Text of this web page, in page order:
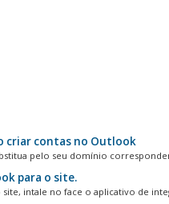
criar contas no Outlook
pelo seu domínio
para o site.
intale no face o aplicativo de